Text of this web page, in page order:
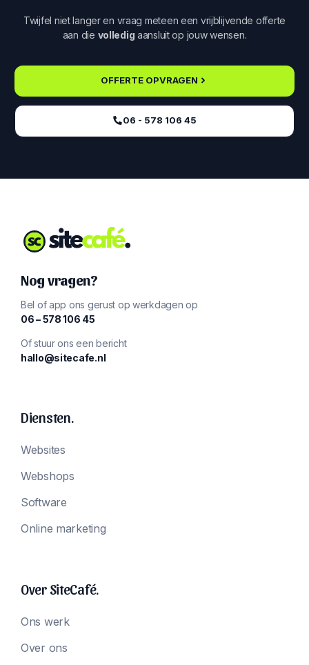
Twijfel niet langer en vraag meteen een vrijblijvende offerte
aan die volledig aansluit op jouw wensen.
OFFERTE OPVRAGEN
06 - 578 106 45‬
Nog vragen?
Bel of app ons gerust op werkdagen op
‪06 – 578 106 45‬
Of stuur ons een bericht
hallo@sitecafe.nl
Diensten.
Websites
Webshops
Software
Online marketing
Over SiteCafé.
Ons werk
Over ons